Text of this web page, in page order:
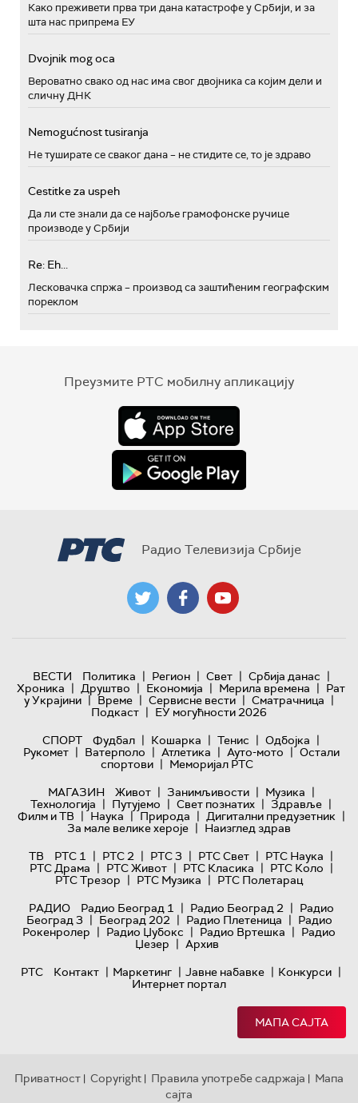
Како преживети прва три дана катастрофе у Србији, и за
шта нас припрема ЕУ
Dvojnik mog oca
Вероватно свако од нас има свог двојника са којим дели и
сличну ДНК
Nemogućnost tusiranja
Не туширате се сваког дана – не стидите се, то је здраво
Cestitke za uspeh
Да ли сте знали да се најбоље грамофонске ручице
производе у Србији
Re: Eh...
Лесковачка спржа – производ са заштићеним географским
пореклом
Преузмите РТС мобилну апликацију
Радио Телевизија Србије
ВЕСТИ Политика | Регион | Свет | Србија данас |
Хроника | Друштво | Економија | Мерила времена | Рат
у Украјини | Време | Сервисне вести | Сматрачница |
Подкаст | ЕУ могућности 2026
СПОРТ
Фудбал | Кошарка | Тенис | Одбојка |
Рукомет | Ватерполо | Атлетика | Ауто-мото | Остали
спортови | Меморијал РТС
МАГАЗИН
Живот | Занимљивости | Музика |
Технологијa | Путујемо | Свет познатих | Здравље |
Филм и ТВ | Наука | Природа | Дигитални предузетник |
За мале велике хероје | Наизглед здрав
ТВ
РТС 1 | РТС 2 | РТС 3 | РТС Свет | РТС Наука |
РТС Драма | РТС Живот | РТС Класика | РТС Коло |
РТС Трезор | РТС Музика | РТС Полетарац
РАДИО
Радио Београд 1 | Радио Београд 2 | Радио
Београд 3 | Београд 202 | Радио Плетеница | Радио
Рокенролер | Радио Џубокс | Радио Вртешка | Радио
Џезер | Архив
РТС
Контакт | Маркетинг | Јавне набавке | Конкурси |
Интернет портал
МАПА САЈТА
Приватност | Copyright | Правила употребе садржаја | Мапа
сајта